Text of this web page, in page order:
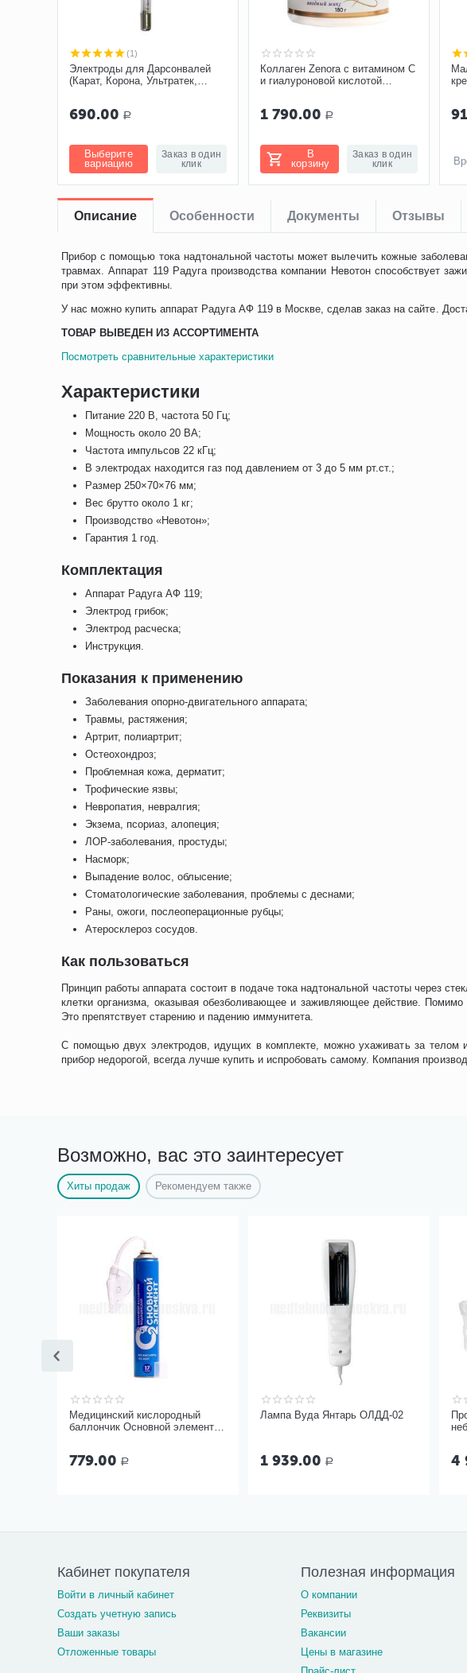
(1)
Электроды для Дарсонвалей
(Карат, Корона, Ультратек,
690.00 Р
Выберите
вариацию
Заказ в один
клик
Коллаген Zenora с витамином С
и гиалуроновой кислотой
1 790.00 Р
В
корзину
Заказ в один
клик
Описание Особенности Документы Отзывы
Прибор с помощью тока надтональной частоты может вылечить кожные
травмах. Аппарат 119 Радуга производства компании Невотон способствует
при этом эффективны.
У нас можно купить аппарат Радуга АФ 119 в Москве, сделав заказ на сайте.
ТОВАР ВЫВЕДЕН ИЗ АССОРТИМЕНТА
Посмотреть сравнительные характеристики
Характеристики
Питание 220 В, частота 50 Гц;
Мощность около 20 ВА;
Частота импульсов 22 кГц;
В электродах находится газ под давлением от 3 до 5 мм рт.ст.;
Размер 250×70×76 мм;
Вес брутто около 1 кг;
Производство «Невотон»;
Гарантия 1 год.
Комплектация
Аппарат Радуга АФ 119;
Электрод грибок;
Электрод расческа;
Инструкция.
Показания к применению
Заболевания опорно-двигательного аппарата;
Травмы, растяжения;
Артрит, полиартрит;
Остеохондроз;
Проблемная кожа, дерматит;
Трофические язвы;
Невропатия, невралгия;
Экзема, псориаз, алопеция;
ЛОР-заболевания, простуды;
Насморк;
Выпадение волос, облысение;
Стоматологические заболевания, проблемы с деснами;
Раны, ожоги, послеоперационные рубцы;
Атеросклероз сосудов.
Как пользоваться
Принцип работы аппарата состоит в подаче тока надтональной частоты через
клетки организма, оказывая обезболивающее и заживляющее действие.
Это препятствует старению и падению иммунитета.
С помощью двух электродов, идущих в комплекте, можно ухаживать за
прибор недорогой, всегда лучше купить и испробовать самому. Компания
Возможно, вас это заинтересует
Хиты продаж Рекомендуем также
Медицинский кислородный
баллончик Основной элемент
779.00 Р
Лампа Вуда Янтарь ОЛДД-02
1 939.00 Р 4
Кабинет покупателя
Войти в личный кабинет
Создать учетную запись
Ваши заказы
Отложенные товары
Полезная информация
О компании
Реквизиты
Вакансии
Цены в магазине